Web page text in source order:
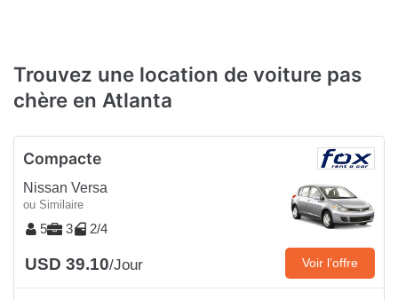
Trouvez une location de voiture pas
chère en Atlanta
Compacte
Nissan Versa
ou Similaire
5 3 2/4
USD 39.10/Jour Voir l’offre